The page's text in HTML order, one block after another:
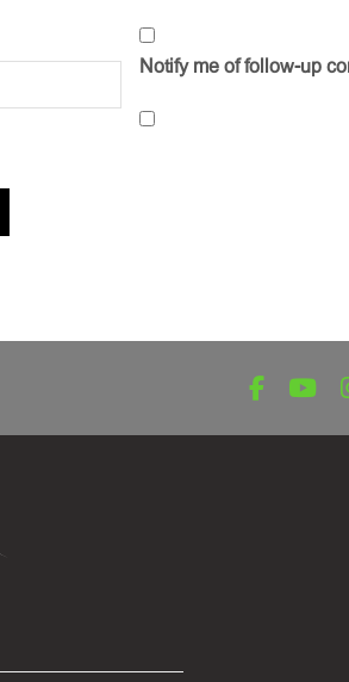
Notify me of follow-up